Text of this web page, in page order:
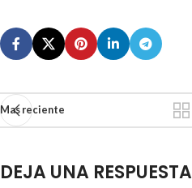
Mas reciente
DEJA UNA RESPUESTA